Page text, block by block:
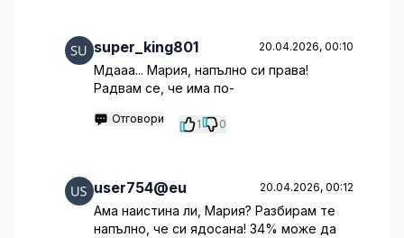
super_king801 20.04.2026, 00:10
Мдааа... Мария, напълно си права!
Радвам се, че има по-
Отговори 1 0
user754@eu 20.04.2026, 00:12
Ама наистина ли, Мария? Разбирам те
напълно, че си ядосана! 34% може да